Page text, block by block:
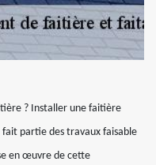
? Installer une faitière
fait partie des travaux faisable
en œuvre de cette